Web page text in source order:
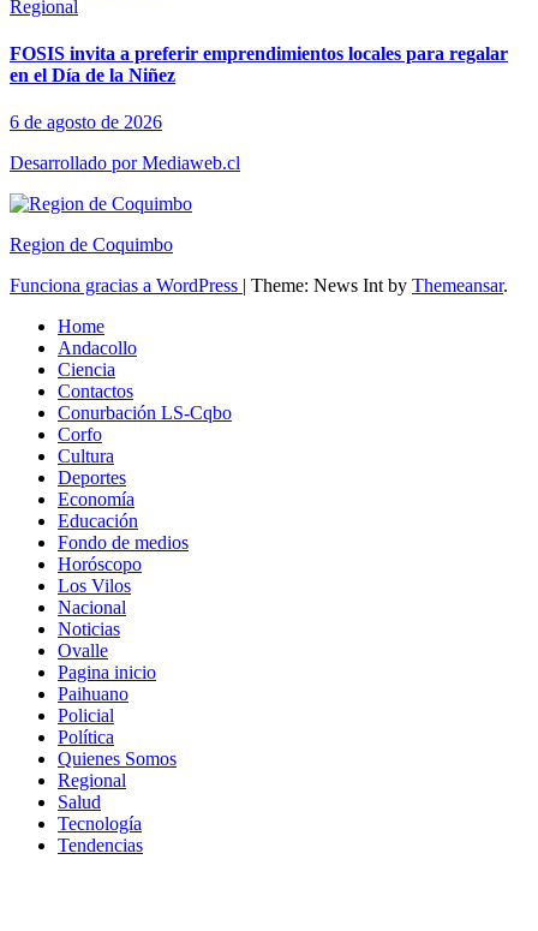
Regional
FOSIS invita a preferir emprendimientos locales para regalar
en el Día de la Niñez
6 de agosto de 2026
Desarrollado por Mediaweb.cl
Region de Coquimbo
Funciona gracias a WordPress | Theme: News Int by Themeansar.
Home
Andacollo
Ciencia
Contactos
Conurbación LS-Cqbo
Corfo
Cultura
Deportes
Economía
Educación
Fondo de medios
Horóscopo
Los Vilos
Nacional
Noticias
Ovalle
Pagina inicio
Paihuano
Policial
Política
Quienes Somos
Regional
Salud
Tecnología
Tendencias